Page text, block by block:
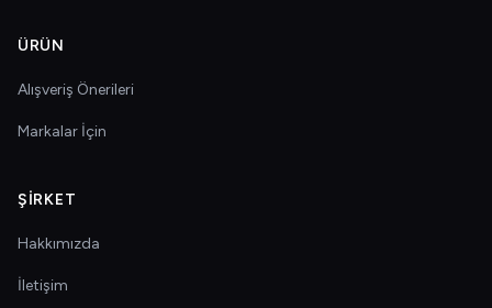
ÜRÜN
Alışveriş Önerileri
Markalar İçin
ŞIRKET
Hakkımızda
İletişim